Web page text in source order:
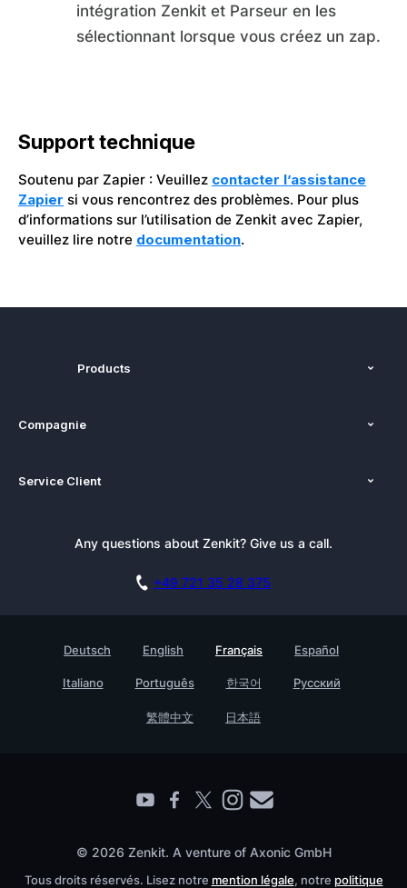
intégration Zenkit et Parseur en les
sélectionnant lorsque vous créez un zap.
Support technique
Soutenu par Zapier : Veuillez contacter l’assistance
Zapier si vous rencontrez des problèmes. Pour plus
d’informations sur l’utilisation de Zenkit avec Zapier,
veuillez lire notre documentation.
Products
Alternatives
Blog
Documentation
Compagnie
Nouvelles
Académie
Enterprise
Trouvez un.e partenaire
Service Client
Any questions about Zenkit? Give us a call.
+49 721 35 28 375
Deutsch English Français Español
Italiano Português 한국어 Русский
繁體中文 日本語
© 2026 Zenkit. A venture of Axonic GmbH
Tous droits réservés. Lisez notre mention légale, notre politique